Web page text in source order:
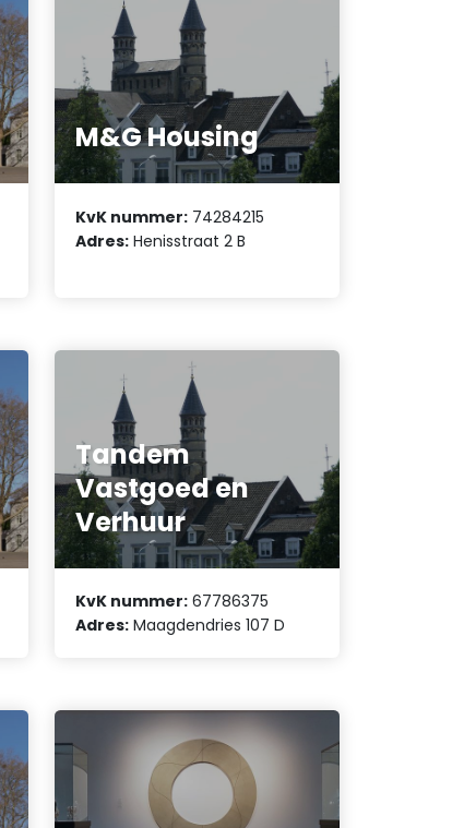
M&G Housing
KvK nummer: 74284215
Adres: Henisstraat 2 B
Tandem
Vastgoed en
Verhuur
KvK nummer: 67786375
Adres: Maagdendries 107 D